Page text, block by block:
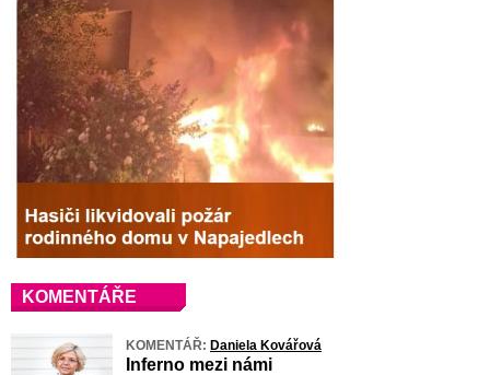
KOMENTÁŘE
KOMENTÁŘ: Daniela Kovářová
Inferno mezi námi